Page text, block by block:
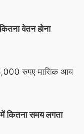
वेतन होना
रुपए मासिक आय
कितना समय लगता